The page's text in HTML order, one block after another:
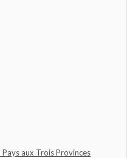
aux Trois Provinces